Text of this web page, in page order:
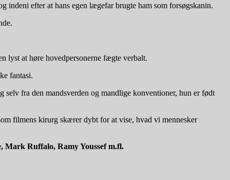
indeni efter at hans egen lægefar brugte ham som forsøgskanin.
lyst at høre hovedpersonerne fægte verbalt.
fantasi.
fra den mandsverden og mandlige konventioner, hun er født
filmens kirurg skærer dybt for at vise, hvad vi mennesker
Mark Ruffalo, Ramy Youssef m.fl.